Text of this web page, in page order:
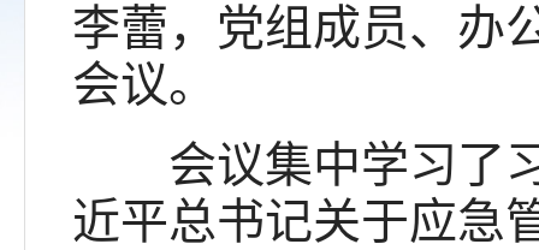
李蕾，党组成员、办
会议。
会议集中学习了习
近平总书记关于应急